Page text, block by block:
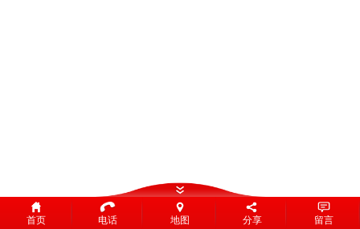
首页 电话 地图 分享 留言